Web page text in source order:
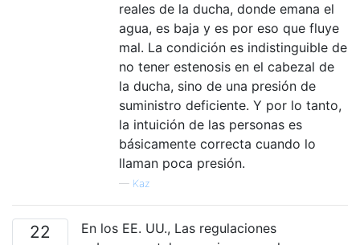
reales de la ducha, donde emana el
agua, es baja y es por eso que fluye
mal. La condición es indistinguible de
no tener estenosis en el cabezal de
la ducha, sino de una presión de
suministro deficiente. Y por lo tanto,
la intuición de las personas es
básicamente correcta cuando lo
llaman poca presión.
— Kaz
22
En los EE. UU., Las regulaciones